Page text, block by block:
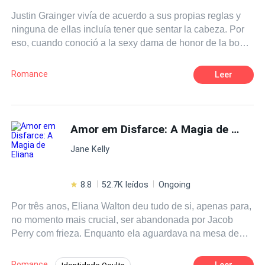
Justin Grainger vivía de acuerdo a sus propias reglas y
ninguna de ellas incluía tener que sentar la cabeza. Por
eso, cuando conoció a la sexy dama de honor de la boda
una semana de pasión sin compromisos. Pero al final de
la semana, Justin tenía la sensación de que había
torbellino de sensaciones sabiendo que era algo
temporal... pero deseando que fuera algo más. Y sin
sospechar que podía haber consecuencias...
Romance Leer
Amor em Disfarce: A Magia de Eliana
Jane Kelly
8.8 52.7K leídos Ongoing
Por três anos, Eliana Walton deu tudo de si, apenas para,
no momento mais crucial, ser abandonada por Jacob
Perry com frieza. Enquanto ela aguardava na mesa de
dela não tem nada a ver comigo. Cansada de lutar por